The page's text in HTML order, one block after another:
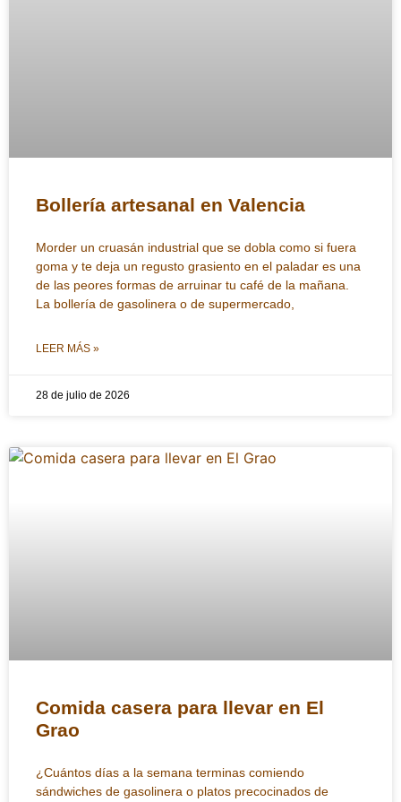
Bollería artesanal en Valencia
Morder un cruasán industrial que se dobla como si fuera
goma y te deja un regusto grasiento en el paladar es una
de las peores formas de arruinar tu café de la mañana.
La bollería de gasolinera o de supermercado,
LEER MÁS »
28 de julio de 2026
Comida casera para llevar en El
Grao
¿Cuántos días a la semana terminas comiendo
sándwiches de gasolinera o platos precocinados de